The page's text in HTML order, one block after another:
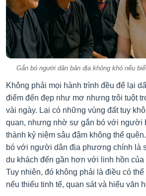
Gắn bó người dân bản địa không khó nếu
Không phải mọi hành trình đều để lại
điểm đến đẹp như mơ nhưng trôi tuột
vài ngày. Lại có những vùng đất tuy
quan, nhưng nhờ sự gắn bó với người
thành kỷ niệm sâu đậm không thể
bó với người dân địa phương chính là
du khách đến gần hơn với linh hồn
Tuy nhiên, đó không phải là điều có
nếu thiếu tinh tế, quan sát và hiểu văn